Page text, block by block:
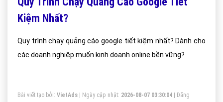
Kiệm Nhất?
Quy trình chạy quảng cáo google tiết kiệm nhất? Dành cho
các doanh nghiệp muốn kinh doanh online bền vững?
Bài viết tạo bởi: VietAds | Ngày cập nhật: 2026-08-07 03:30:04
Đăng